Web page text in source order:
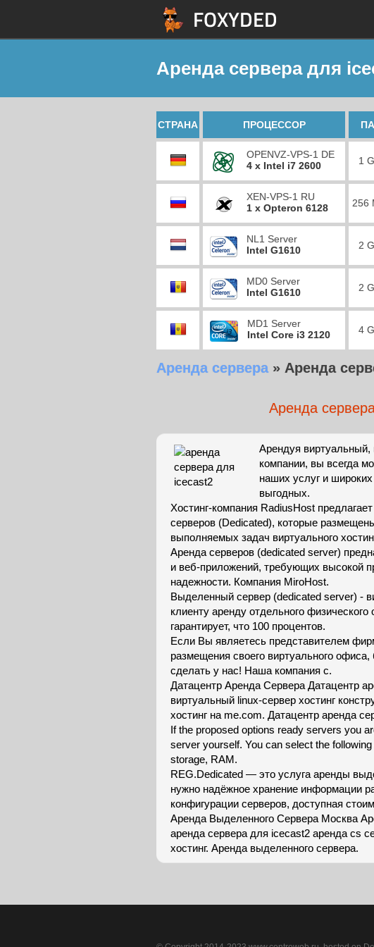
Аренда сервера для
СТРАНА ПРОЦЕССОР
OPENVZ-VPS-1 DE
4 x Intel i7 2600
1
XEN-VPS-1 RU
1 x Opteron 6128
256
NL1 Server
Intel G1610
2
MD0 Server
Intel G1610
2
MD1 Server
Intel Core i3 2120
4
Аренда сервера» Аренда
Аренда
Арендуя
компании, вы всегда
наших услуг и
выгодных.
Хостинг-компания RadiusHost
серверов (Dedicated), которые
выполняемых задач виртуального
Аренда серверов (dedicated server)
и веб-приложений, требующих высокой
надежности. Компания MiroHost.
Выделенный сервер (dedicated server) -
клиенту аренду отдельного
гарантирует, что 100 процентов.
Если Вы являетесь представителем
размещения своего виртуального
сделать у нас! Наша компания с.
Датацентр Аренда Сервера Датацентр
виртуальный linux-сервер хостинг
хостинг на me.com. Датацентр аренда
If the proposed options ready servers you
server yourself. You can select the
storage, RAM.
REG.Dedicated — это услуга аренды
нужно надёжное хранение информации
конфигурации серверов, доступная
Аренда Выделенного Сервера Москва
аренда сервера для icecast2 аренда cs
хостинг. Аренда выделенного сервера.